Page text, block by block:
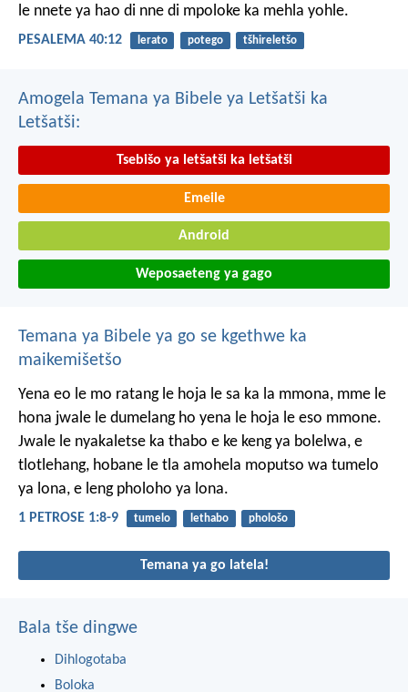
le nnete ya hao di nne di mpoloke ka mehla yohle.
PESALEMA 40:12 lerato potego tšhireletšo
Amogela Temana ya Bibele ya Letšatši ka
Letšatši:
Tsebišo ya letšatši ka letšatši
Emeile
Android
Weposaeteng ya gago
Temana ya Bibele ya go se kgethwe ka
maikemišetšo
Yena eo le mo ratang le hoja le sa ka la mmona, mme le
hona jwale le dumelang ho yena le hoja le eso mmone.
Jwale le nyakaletse ka thabo e ke keng ya bolelwa, e
tlotlehang, hobane le tla amohela moputso wa tumelo
ya lona, e leng pholoho ya lona.
1 PETROSE 1:8-9 tumelo lethabo phološo
Temana ya go latela!
Bala tše dingwe
Dihlogotaba
Boloka